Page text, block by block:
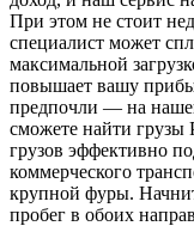
При этом не стоит
специалист может
максимальной
повышает вашу
предпочли — на
сможете найти грузы
грузов эффективно
коммерческого
крупной фуры.
пробег в обоих